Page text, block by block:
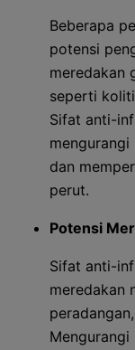
Beberapa
potensi
meredakan
seperti
Sifat anti-
mengurangi
dan
perut.
Potensi
Sifat anti-
meredakan